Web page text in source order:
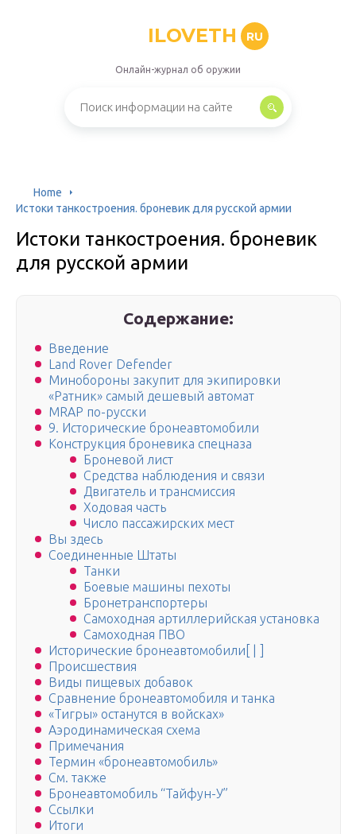
ILOVETH RU
Онлайн-журнал об оружии
Home
Истоки танкостроения. броневик для русской армии
Истоки танкостроения. броневик
для русской армии
Содержание:
Введение
Land Rover Defender
Минобороны закупит для экипировки
«Ратник» самый дешевый автомат
MRAP по-русски
9. Исторические бронеавтомобили
Конструкция броневика спецназа
Броневой лист
Средства наблюдения и связи
Двигатель и трансмиссия
Ходовая часть
Число пассажирских мест
Вы здесь
Соединенные Штаты
Танки
Боевые машины пехоты
Бронетранспортеры
Самоходная артиллерийская установка
Самоходная ПВО
Исторические бронеавтомобили[ | ]
Происшествия
Виды пищевых добавок
Сравнение бронеавтомобиля и танка
«Тигры» останутся в войсках»
Аэродинамическая схема
Примечания
Термин «бронеавтомобиль»
См. также
Бронеавтомобиль “Тайфун-У”
Ссылки
Итоги